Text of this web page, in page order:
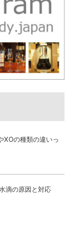
XOの種類の違いっ
滴の原因と対応